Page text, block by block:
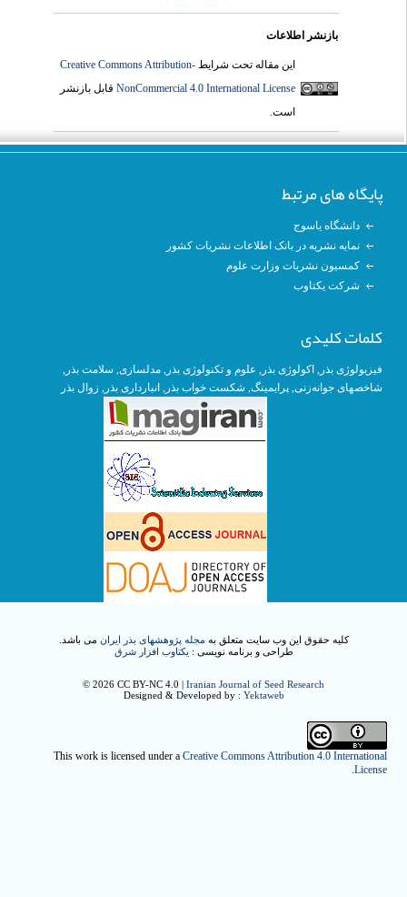
بازنشر اطلاعات
این مقاله تحت شرایطCreative Commons Attribution-
NonCommercial 4.0 International Licenseقابل بازنشر
است.
پایگاه های مرتبط
دانشگاه یاسوج
نمایه نشریه در بانک اطلاعات نشریات کشور
کمسیون نشریات وزارت علوم
شرکت یکتاوب
کلمات کلیدی
فیزیولوژی بذر,اکولوژی بذر,علوم و تکنولوژی بذر,مدلسازی, سلامت بذر,
شاخصهای جوانه‌زنی,پرایمینگ, شکست خواب بذر,انبارداری بذر,زوال بذر
کلیه حقوق این وب سایت متعلق به مجله پژوهشهای بذر ایران می باشد.
طراحی و برنامه نویسی : یکتاوب افزار شرق
© 2026 CC BY-NC 4.0 |Iranian Journal of Seed Research
Designed & Developed by :Yektaweb
This work is licensed under aCreative Commons Attribution 4.0 International
License
.